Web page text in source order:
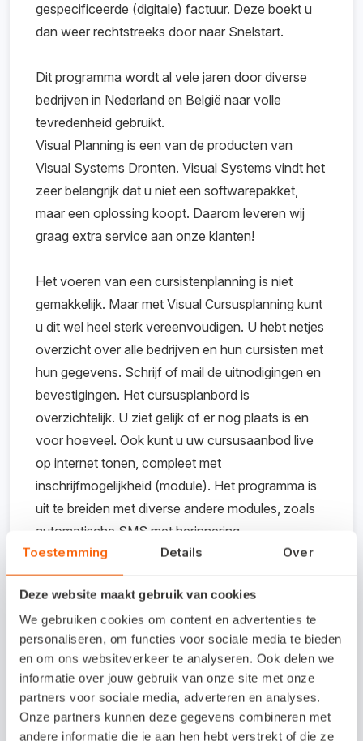
Toestemming Details Over
Deze website maakt gebruik van cookies
We gebruiken cookies om content en advertenties te
personaliseren, om functies voor sociale media te bieden
en om ons websiteverkeer te analyseren. Ook delen we
informatie over jouw gebruik van onze site met onze
partners voor sociale media, adverteren en analyses.
Onze partners kunnen deze gegevens combineren met
andere informatie die je aan hen hebt verstrekt of die ze
gespecificeerde (digitale) factuur. Deze boekt u
dan weer rechtstreeks door naar Snelstart.
Dit programma wordt al vele jaren door diverse
bedrijven in Nederland en België naar volle
tevredenheid gebruikt.
Visual Planning is een van de producten van
Visual Systems Dronten. Visual Systems vindt het
zeer belangrijk dat u niet een softwarepakket,
maar een oplossing koopt. Daarom leveren wij
graag extra service aan onze klanten!
Het voeren van een cursistenplanning is niet
gemakkelijk. Maar met Visual Cursusplanning kunt
u dit wel heel sterk vereenvoudigen. U hebt netjes
overzicht over alle bedrijven en hun cursisten met
hun gegevens. Schrijf of mail de uitnodigingen en
bevestigingen. Het cursusplanbord is
overzichtelijk. U ziet gelijk of er nog plaats is en
voor hoeveel. Ook kunt u uw cursusaanbod live
op internet tonen, compleet met
inschrijfmogelijkheid (module). Het programma is
uit te breiden met diverse andere modules, zoals
automatische SMS met herinnering.
Het programma is net als de andere Visual
programma’s, zeer flexibel opgezet doordat het
zo in te richten is, dat het als maatwerk aanvoelt.
Het programma is standaard erg compleet. Visual
Systems levert zéér goede en persoonlijke
service.